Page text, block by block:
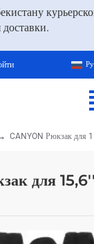
для
CANYON Рюкзак для